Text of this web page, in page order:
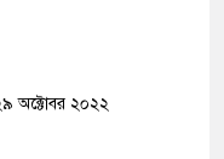
অক্টোবর ২০২২